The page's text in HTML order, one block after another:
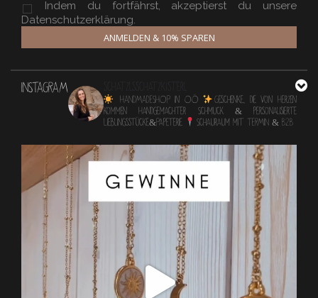
Indem du fortfährst, akzeptierst du unsere
Datenschutzerklärung.
ANMELDEN & 10% SPAREN
INSTAGRAM
HANDMADESHOP in OÖ
Geschenke, die von Herzen
kommen Handgemachter Schmuck & personalisierte
Lieblingsstücke&Papeterie
Schauraum mit TERMIN & B2B